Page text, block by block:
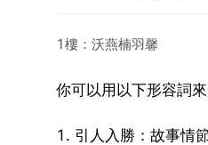
1樓：沃燕楠羽馨
你可以用以下形容詞
1. 引人入勝：故事情